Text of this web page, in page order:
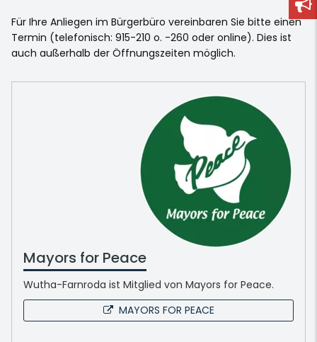
Für Ihre Anliegen im Bürgerbüro vereinbaren Sie bitte einen
Termin (telefonisch: 915-210 o. -260 oder online). Dies ist
auch außerhalb der Öffnungszeiten möglich.
Mayors for Peace
Wutha-Farnroda ist Mitglied von Mayors for Peace.
MAYORS FOR PEACE